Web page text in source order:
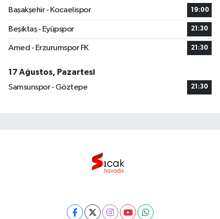
Başakşehir - Kocaelispor
19:00
Beşiktaş - Eyüpspor 21:30
Amed - Erzurumspor FK 21:30
17 Ağustos, Pazartesi
Samsunspor - Göztepe
21:30